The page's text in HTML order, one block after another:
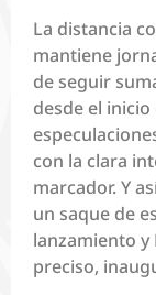
La distancia
mantiene
de seguir
desde el
con la clara
marcador. Y
un saque de
lanzamiento y
preciso,